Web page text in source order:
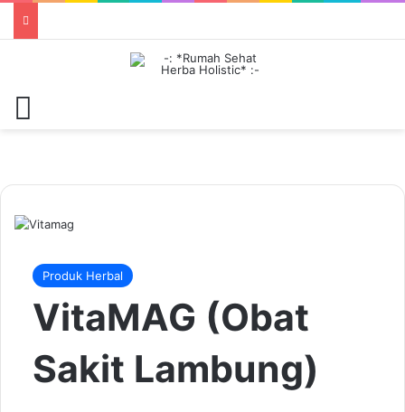
Produk Herbal
VitaMAG (Obat
Sakit Lambung)